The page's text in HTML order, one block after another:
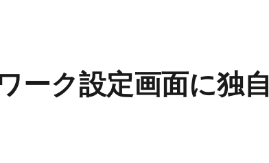
ーク設定画面に独自